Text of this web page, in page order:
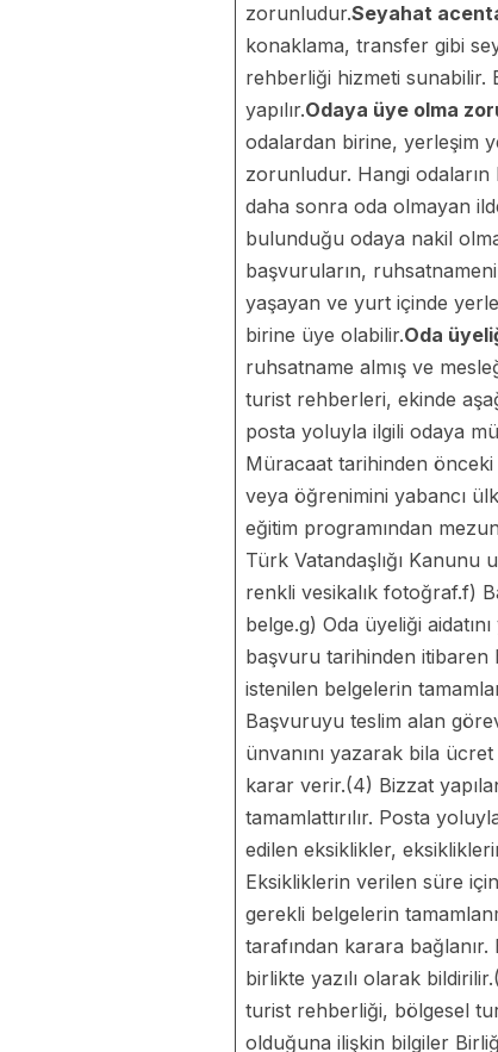
zorunludur.Seyahat
konaklama, transfer gibi
rehberliği hizmeti sunabilir.
yapılır.Odaya üye olma
odalardan birine, yerleşim
zorunludur. Hangi
daha sonra oda olmayan
bulunduğu odaya nakil
başvuruların,
yaşayan ve yurt içinde
birine üye olabilir.Oda
ruhsatname almış ve
turist rehberleri, ekinde
posta yoluyla ilgili odaya
Müracaat tarihinden önceki
veya öğrenimini yabancı
eğitim programından
Türk Vatandaşlığı Kanunu
renkli vesikalık fotoğraf.f)
belge.g) Oda üyeliği
başvuru tarihinden itibaren
istenilen belgelerin
Başvuruyu teslim alan
ünvanını yazarak bila
karar verir.(4) Bizzat
tamamlattırılır. Posta
edilen eksiklikler,
Eksikliklerin verilen süre
gerekli belgelerin
tarafından karara
birlikte yazılı olarak
turist rehberliği, bölgesel
olduğuna ilişkin bilgiler